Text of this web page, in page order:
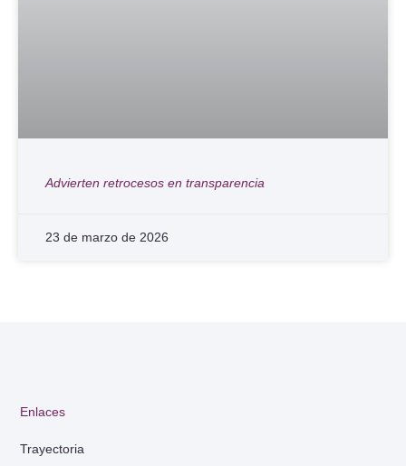
Advierten retrocesos en transparencia
23 de marzo de 2026
Enlaces
Trayectoria